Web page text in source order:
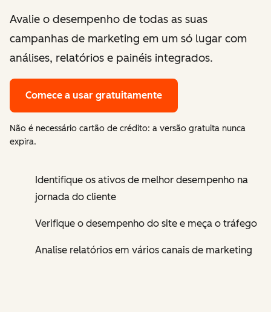
Avalie o desempenho de todas as suas
campanhas de marketing em um só lugar com
análises, relatórios e painéis integrados.
Comece a usar gratuitamente
Não é necessário cartão de crédito: a versão gratuita nunca
expira.
Identifique os ativos de melhor desempenho na
jornada do cliente
Verifique o desempenho do site e meça o tráfego
Analise relatórios em vários canais de marketing